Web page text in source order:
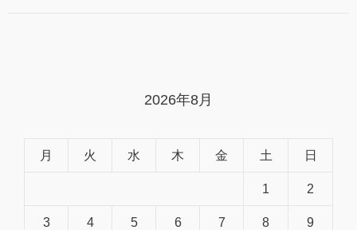
サイズ：300 × 300 × 300 mm 電源：100-240V~ AC 50/60Hz K2 Pro Combo
2026年8月
月 火 水 木 金 土 日
1 2
3 4 5 6 7 8 9